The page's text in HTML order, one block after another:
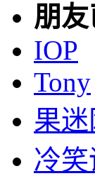
朋
IOP
Tony
果迷
冷笑